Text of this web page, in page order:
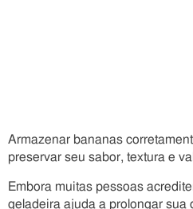
Armazenar bananas
preservar seu sabor, textura e
Embora muitas pessoas
geladeira ajuda a prolongar sua